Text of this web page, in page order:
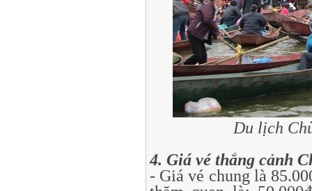
Du lịch
4. Giá vé thắng cảnh
- Giá vé chung là